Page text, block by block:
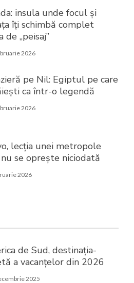
insula unde focul și
îți schimbă complet
de „peisaj”
2026
pe Nil: Egiptul pe care
ca într-o legendă
2026
lecția unei metropole
se oprește niciodată
2026
de Sud, destinația-
a vacanțelor din 2026
2025